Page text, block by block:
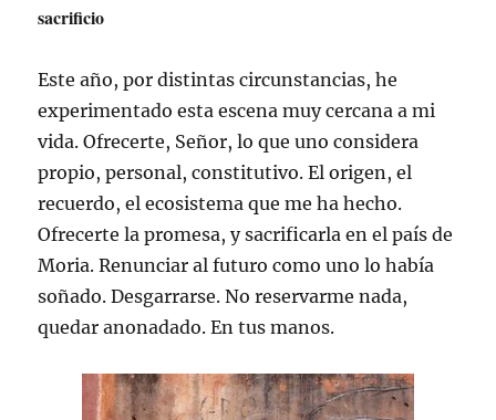
sacrificio
Este año, por distintas circunstancias, he
experimentado esta escena muy cercana a mi
vida. Ofrecerte, Señor, lo que uno considera
propio, personal, constitutivo. El origen, el
recuerdo, el ecosistema que me ha hecho.
Ofrecerte la promesa, y sacrificarla en el país de
Moria. Renunciar al futuro como uno lo había
soñado. Desgarrarse. No reservarme nada,
quedar anonadado. En tus manos.